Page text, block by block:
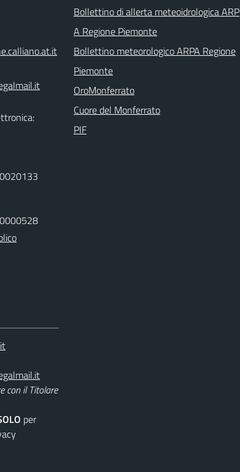
con il Titolare
per
Bollettino di allerta meteoidrologica ARP
A Regione Piemonte
Bollettino meteorologico ARPA Regione
Piemonte
OroMonferrato
Cuore del Monferrato
PIF